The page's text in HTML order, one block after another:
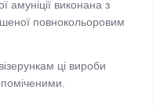
амуніції виконана з
повнокольоровим
ці вироби